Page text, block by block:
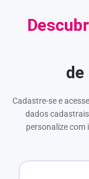
Cadastre-se e
dados
personalize